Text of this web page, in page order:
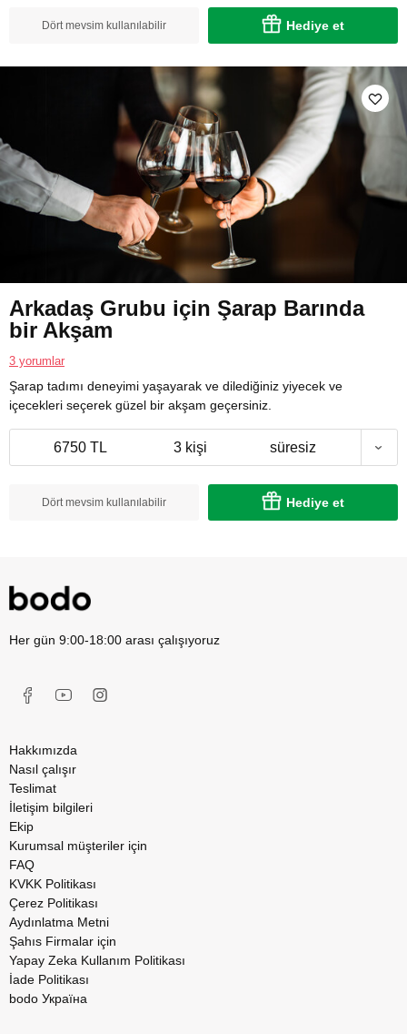
Dört mevsim kullanılabilir Hediye et
Arkadaş Grubu için Şarap Barında
bir Akşam
3 yorumlar
Şarap tadımı deneyimi yaşayarak ve dilediğiniz yiyecek ve
içecekleri seçerek güzel bir akşam geçersiniz.
6750 TL 3 kişi süresiz
Dört mevsim kullanılabilir Hediye et
Her gün 9:00-18:00 arası çalışıyoruz
Hakkımızda
Nasıl çalışır
Teslimat
İletişim bilgileri
Ekip
Kurumsal müşteriler için
FAQ
KVKK Politikası
Çerez Politikası
Aydınlatma Metni
Şahıs Firmalar için
Yapay Zeka Kullanım Politikası
İade Politikası
bodo Україна